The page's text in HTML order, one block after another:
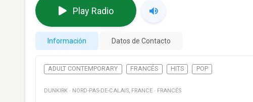
Play Radio
Información Datos de Contacto
ADULT CONTEMPORARY FRANCÉS HITS POP
DUNKIRK · NORD-PAS-DE-CALAIS, FRANCE · FRANCÉS